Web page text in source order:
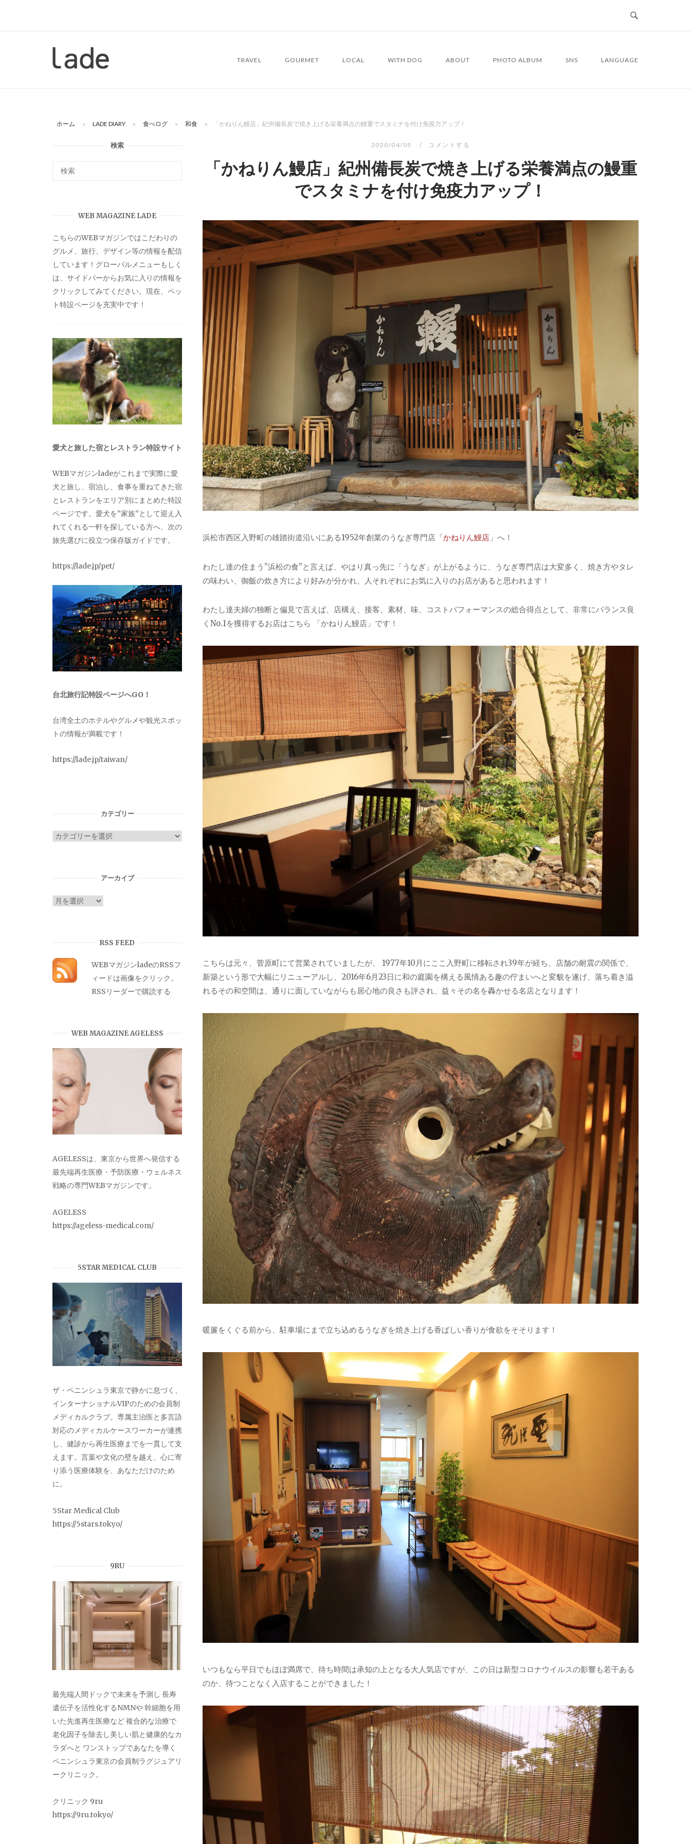
ー
TRAVEL GOURMET LOCAL WITH DOG ABOUT PHOTO ALBUM SNS LANGUAGE
ホーム » LADE DIARY » 食べログ » 和食 » 「かねりん鰻店」紀州備長炭で焼き上げる栄養満点の鰻重でスタミナを付け免疫力アップ！
2020/04/05 コメントする
「かねりん鰻店」紀州備長炭で焼き上げる栄養満点の鰻重
でスタミナを付け免疫力アップ！
浜松市西区入野町の雄踏街道沿いにある1952年創業のうなぎ専門店「かねりん鰻店 」へ！
わたし達の住まう”浜松の食”と言えば、やはり真っ先に「うなぎ」が上がるように、うなぎ専門店は大変多く、焼き方やタレ
の味わい、御飯の炊き方により好みが分かれ、人それぞれにお気に入りのお店があると思われます！
わたし達夫婦の独断と偏見で言えば、店構え、接客、素材、味、コストパフォーマンスの総合得点として、非常にバランス良
くNo.1を獲得するお店はこちら 「かねりん鰻店」です！
こちらは元々、菅原町にて営業されていましたが、 1977年10月にここ入野町に移転され39年が経ち、店舗の耐震の関係で、
新築という形で大幅にリニューアルし、2016年6月23日に和の庭園を構える風情ある趣の佇まいへと変貌を遂げ、落ち着き溢
れるその和空間は、通りに面していながらも居心地の良さも評され、益々その名を轟かせる名店となります！
暖簾をくぐる前から、駐車場にまで立ち込めるうなぎを焼き上げる香ばしい香りが食欲をそそります！
いつもなら平日でもほぼ満席で、待ち時間は承知の上となる大人気店ですが、この日は新型コロナウイルスの影響も若干ある
のか、待つことなく入店することができました！
検索
WEB MAGAZINE LADE
こちらのWEBマガジンではこだわりの
グルメ、旅行、デザイン等の情報を配信
しています！グローバルメニューもしく
は、サイドバーからお気に入りの情報を
クリックしてみてください。現在、ペッ
ト特設ページを充実中です！
愛犬と旅した宿とレストラン特設サイト
WEBマガジンladeがこれまで実際に愛
犬と旅し、宿泊し、食事を重ねてきた宿
とレストランをエリア別にまとめた特設
ページです。愛犬を“家族”として迎え入
れてくれる一軒を探している方へ、次の
旅先選びに役立つ保存版ガイドです。
https://lade.jp/pet/
台北旅行記特設ページへGO！
台湾全土のホテルやグルメや観光スポッ
トの情報が満載です！
https://lade.jp/taiwan/
カテゴリー
カ
アーカイブ
ア
RSS FEED
WEBマガジンladeのRSSフ
ィードは画像をクリック。
RSSリーダーで購読する
WEB MAGAZINE AGELESS
AGELESSは、東京から世界へ発信する
最先端再生医療・予防医療・ウェルネス
戦略の専門WEBマガジンです。
AGELESS
https://ageless-medical.com/
5STAR MEDICAL CLUB
ザ・ペニンシュラ東京で静かに息づく、
インターナショナルVIPのための会員制
メディカルクラブ。専属主治医と多言語
対応のメディカルケースワーカーが連携
し、健診から再生医療までを一貫して支
えます。言葉や文化の壁を越え、心に寄
り添う医療体験を、あなただけのため
に。
5Star Medical Club
https://5stars.tokyo/
9RU
最先端人間ドックで未来を予測し 長寿
遺伝子を活性化するNMNや 幹細胞を用
いた先進再生医療など 複合的な治療で
老化因子を除去し美しい肌と健康的なカ
ラダへと ワンストップであなたを導く
ペニンシュラ東京の会員制ラグジュアリ
ークリニック。
クリニック 9ru
https://9ru.tokyo/